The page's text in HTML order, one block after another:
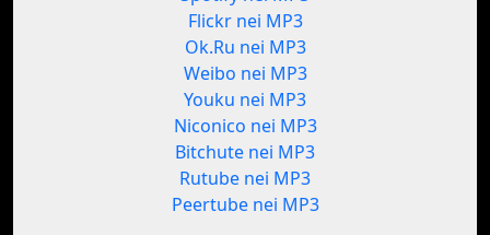
Flickr nei MP3
Ok.Ru nei MP3
Weibo nei MP3
Youku nei MP3
Niconico nei MP3
Bitchute nei MP3
Rutube nei MP3
Peertube nei MP3